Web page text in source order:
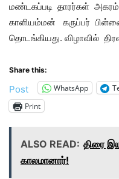
மண்டகப்படி தாரர்கள்
காளியம்மன் கருப்பர் பிள்ளை
தொடங்கியது. விழாவில்
Share this:
Post WhatsApp
Print
ALSO READ: திரை
காலமானார்!